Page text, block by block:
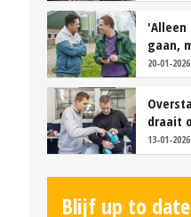
'Alleen
gaan,
we
20-01-2026
draait
en
13-01-2026
Blijf up to